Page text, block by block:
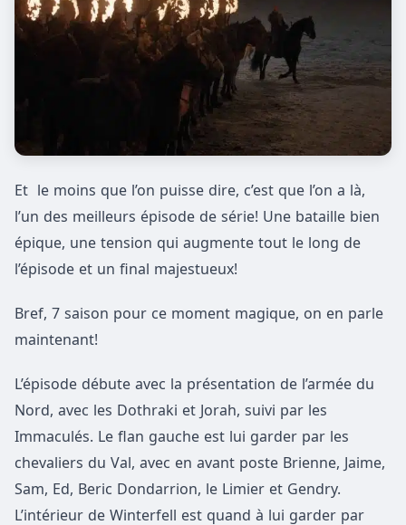
Et le moins que l’on puisse dire, c’est que l’on a là,
l’un des meilleurs épisode de série! Une bataille bien
épique, une tension qui augmente tout le long de
l’épisode et un final majestueux!
Bref, 7 saison pour ce moment magique, on en parle
maintenant!
L’épisode débute avec la présentation de l’armée du
Nord, avec les Dothraki et Jorah, suivi par les
Immaculés. Le flan gauche est lui garder par les
chevaliers du Val, avec en avant poste Brienne, Jaime,
Sam, Ed, Beric Dondarrion, le Limier et Gendry.
L’intérieur de Winterfell est quand à lui garder par